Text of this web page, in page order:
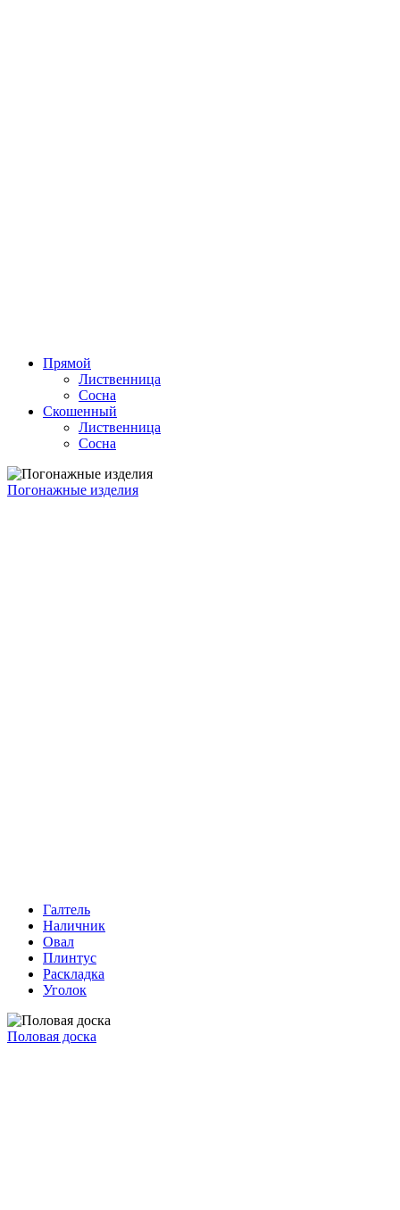
Прямой
Лиственница
Сосна
Скошенный
Лиственница
Сосна
Погонажные изделия
Галтель
Наличник
Овал
Плинтус
Раскладка
Уголок
Половая доска